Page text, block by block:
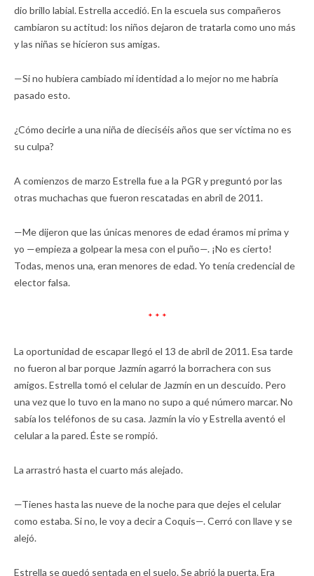
dio brillo labial. Estrella accedió. En la escuela sus compañeros
cambiaron su actitud: los niños dejaron de tratarla como uno más
y las niñas se hicieron sus amigas.
—Si no hubiera cambiado mi identidad a lo mejor no me habría
pasado esto.
¿Cómo decirle a una niña de dieciséis años que ser víctima no es
su culpa?
A comienzos de marzo Estrella fue a la PGR y preguntó por las
otras muchachas que fueron rescatadas en abril de 2011.
—Me dijeron que las únicas menores de edad éramos mi prima y
yo —empieza a golpear la mesa con el puño—. ¡No es cierto!
Todas, menos una, eran menores de edad. Yo tenía credencial de
elector falsa.
* * *
La oportunidad de escapar llegó el 13 de abril de 2011. Esa tarde
no fueron al bar porque Jazmín agarró la borrachera con sus
amigos. Estrella tomó el celular de Jazmín en un descuido. Pero
una vez que lo tuvo en la mano no supo a qué número marcar. No
sabía los teléfonos de su casa. Jazmín la vio y Estrella aventó el
celular a la pared. Éste se rompió.
La arrastró hasta el cuarto más alejado.
—Tienes hasta las nueve de la noche para que dejes el celular
como estaba. Si no, le voy a decir a Coquis—. Cerró con llave y se
alejó.
Estrella se quedó sentada en el suelo. Se abrió la puerta. Era